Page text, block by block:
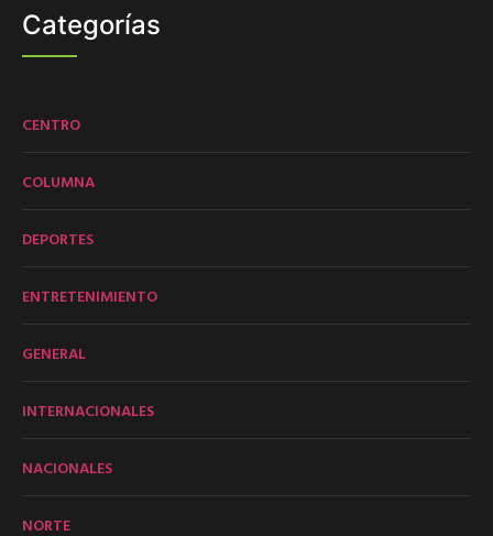
Categorías
CENTRO
COLUMNA
DEPORTES
ENTRETENIMIENTO
GENERAL
INTERNACIONALES
NACIONALES
NORTE